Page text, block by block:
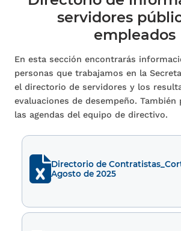
servidores
empleados
En esta sección encontrarás
personas que trabajamos en la
el directorio de servidores y los
evaluaciones de desempeño.
las agendas del equipo de directivo.
Directorio de
Agosto de 2025